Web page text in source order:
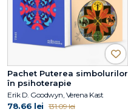
Pachet Puterea simbolurilor
în psihoterapie
Erik D. Goodwyn, Verena Kast
78.66 lei 131.09 lei